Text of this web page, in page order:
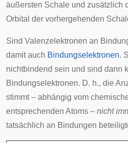
äußersten Schale und zusätzlich
Orbital der vorhergehenden
Sind Valenzelektronen an
damit auch Bindungselektronen.
nichtbindend sein und sind dann
Bindungselektronen. D. h., die
stimmt – abhängig vom
entsprechenden Atoms – nicht
tatsächlich an Bindungen